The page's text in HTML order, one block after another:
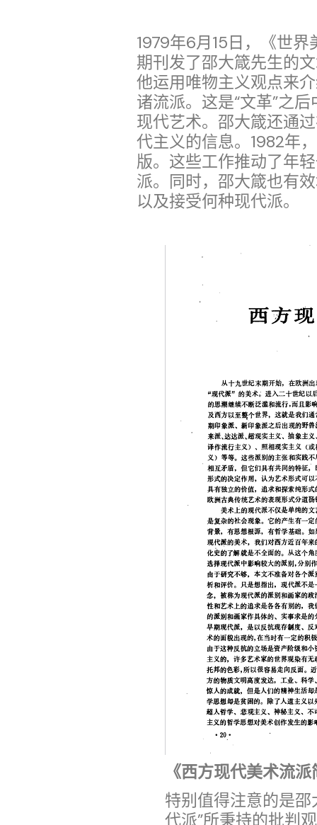
1979年6月15日，《世
期刊发了邵大箴先生的
他运用唯物主义观点来
诸流派。这是“文革”之
现代艺术。邵大箴还通
代主义的信息。1982年
版。这些工作推动了年
派。同时，邵大箴也有
以及接受何种现代派。
《西方现代美术流
特别值得注意的是
代派”所秉持的批判